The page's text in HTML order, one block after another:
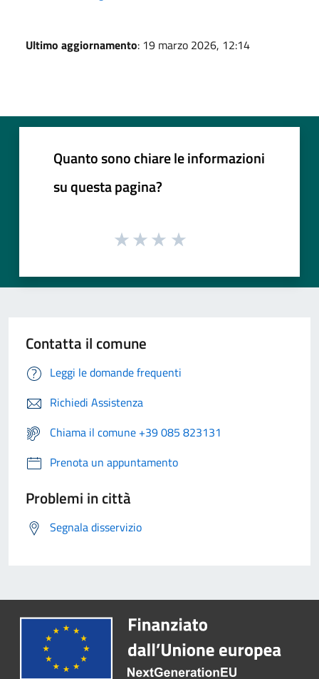
Ultimo aggiornamento: 19 marzo 2026, 12:14
Quanto sono chiare le informazioni
su questa pagina?
Contatta il comune
Leggi le domande frequenti
Richiedi Assistenza
Chiama il comune +39 085 823131
Prenota un appuntamento
Problemi in città
Segnala disservizio